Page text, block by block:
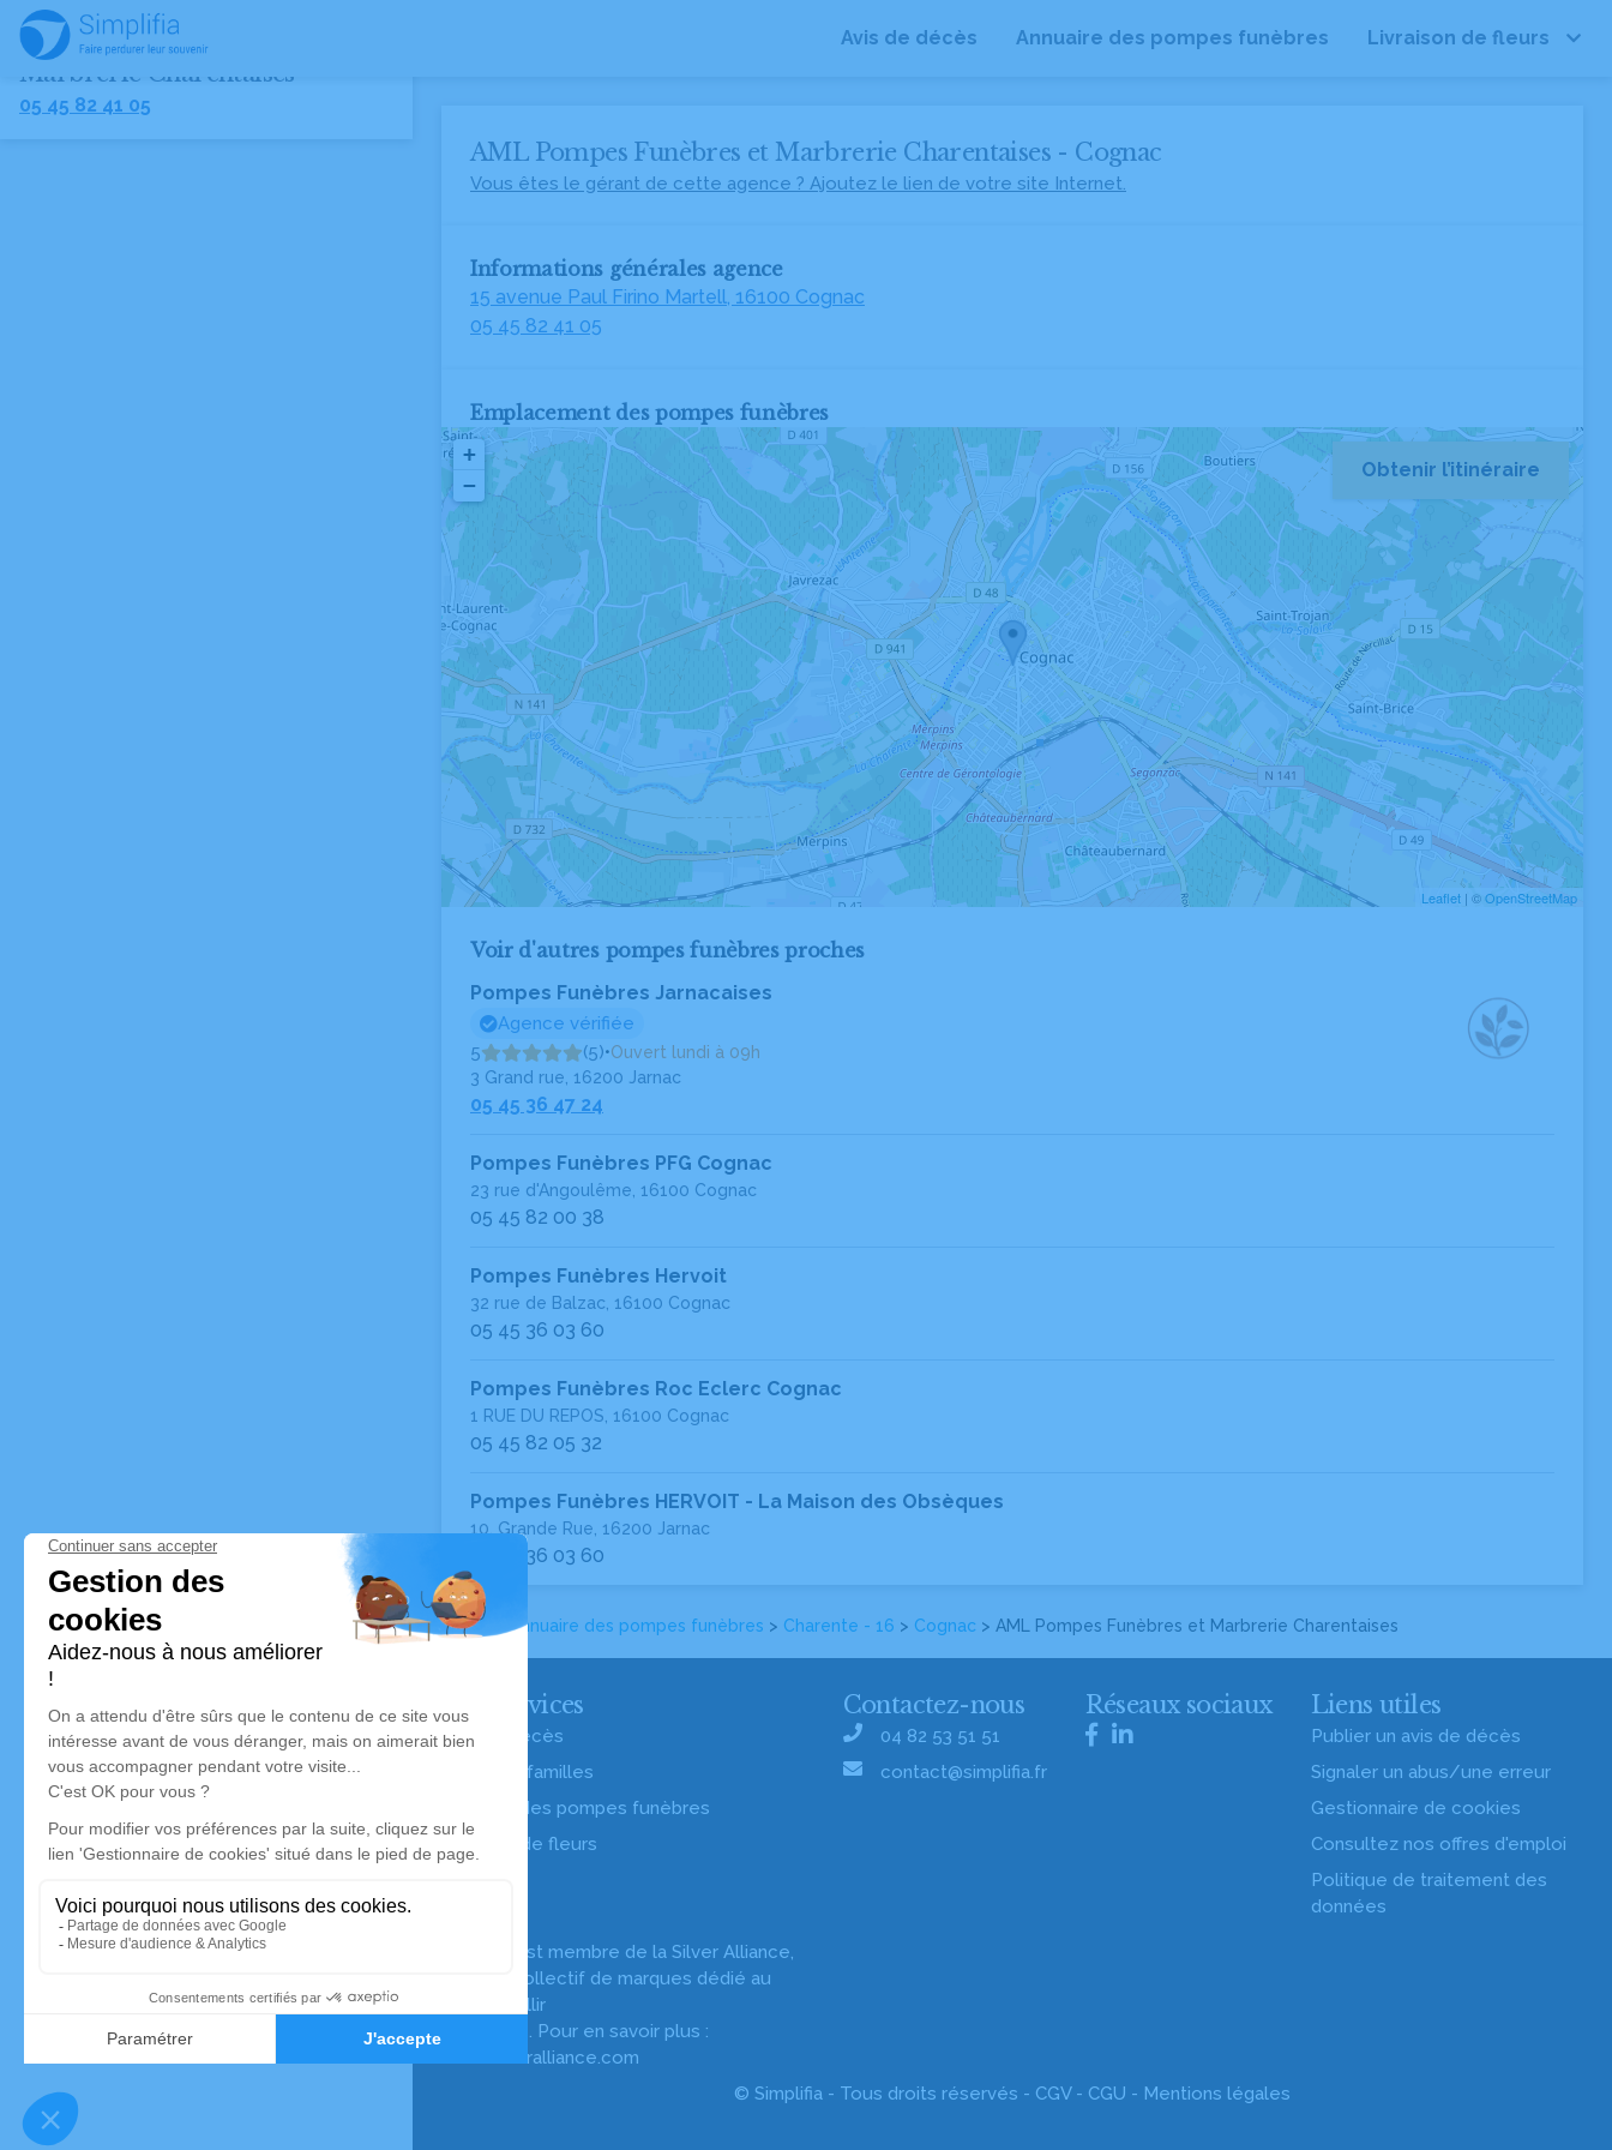
Avis de décès Annuaire des pompes funèbres Livraison de fleurs
AML Pompes Funèbres et
Marbrerie Charentaises
05 45 82 41 05
AML Pompes Funèbres et Marbrerie Charentaises - Cognac
Vous êtes le gérant de cette agence ? Ajoutez le lien de votre site Internet.
Informations générales agence
15 avenue Paul Firino Martell, 16100 Cognac
05 45 82 41 05
Emplacement des pompes funèbres
+
−
Leaflet | ©OpenStreetMap
Obtenir l’itinéraire
Voir d'autres pompes funèbres proches
Pompes Funèbres Jarnacaises
Agence vérifiée
5
(5)•Ouvert lundi à 09h
3 Grand rue, 16200 Jarnac
05 45 36 47 24
Pompes Funèbres PFG Cognac
23 rue d'Angoulême, 16100 Cognac
05 45 82 00 38
Pompes Funèbres Hervoit
32 rue de Balzac, 16100 Cognac
05 45 36 03 60
Pompes Funèbres Roc Eclerc Cognac
1 RUE DU REPOS, 16100 Cognac
05 45 82 05 32
Pompes Funèbres HERVOIT - La Maison des Obsèques
10, Grande Rue, 16200 Jarnac
05 45 36 03 60
Accueil Annuaire des pompes funèbres > Charente - 16 > Cognac > AML Pompes Funèbres et Marbrerie Charentaises
Nos services
Avis de décès
Liste des familles
Annuaire des pompes funèbres
Livraison de fleurs
Simplifia est membre de la Silver Alliance,
premier collectif de marques dédié au
mieux vieillir
à domicile. Pour en savoir plus :
www.silveralliance.com
Contactez-nous
04 82 53 51 51
contact@simplifia.fr
Réseaux sociaux Liens utiles
Publier un avis de décès
Signaler un abus/une erreur
Gestionnaire de cookies
Consultez nos offres d'emploi
Politique de traitement des
données
© Simplifia - Tous droits réservés - CGV- CGU - Mentions légales